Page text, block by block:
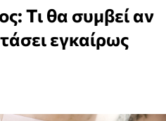
Τι θα συμβεί αν
εγκαίρως